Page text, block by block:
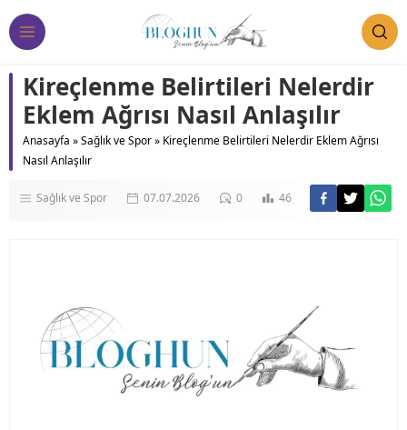
Kireçlenme Belirtileri Nelerdir
Eklem Ağrısı Nasıl Anlaşılır
Anasayfa »Sağlık ve Spor» Kireçlenme Belirtileri Nelerdir Eklem Ağrısı
Nasıl Anlaşılır
Sağlık ve Spor 07.07.2026 0 46